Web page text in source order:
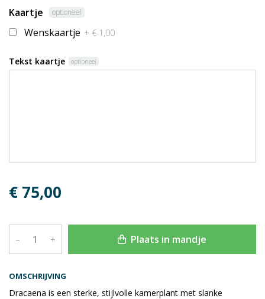
OMSCHRIJVING
Dracaena is een sterke, stijlvolle kamerplant met slanke
Kaartje optioneel
Wenskaartje + € 1,00
Tekst kaartje optioneel
€ 75,00
– + Plaats in mandje